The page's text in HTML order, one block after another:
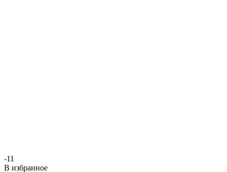
-11
В избранное